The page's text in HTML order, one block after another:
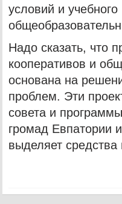
условий и
Надо сказать, что
кооперативов и
основана на
проблем. Эти
совета и
громад Евпатории
выделяет средства